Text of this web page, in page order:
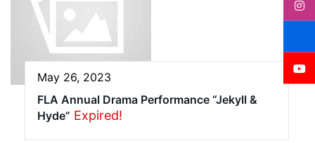
May 26, 2023
FLA Annual Drama Performance “Jekyll &
Hyde” Expired!